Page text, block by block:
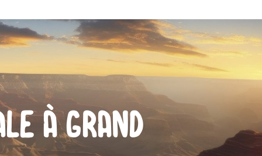
à Grand